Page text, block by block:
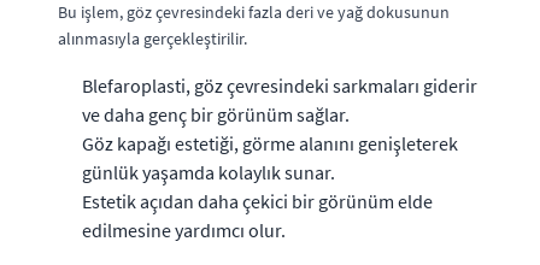
Bu işlem, göz çevresindeki fazla deri ve yağ dokusunun
alınmasıyla gerçekleştirilir.
Blefaroplasti, göz çevresindeki sarkmaları giderir
ve daha genç bir görünüm sağlar.
Göz kapağı estetiği, görme alanını genişleterek
günlük yaşamda kolaylık sunar.
Estetik açıdan daha çekici bir görünüm elde
edilmesine yardımcı olur.